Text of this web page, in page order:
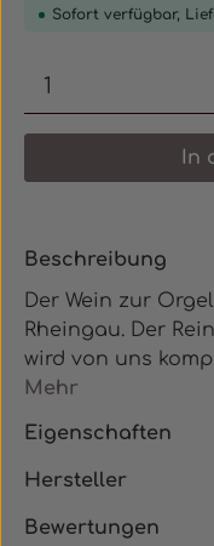
Sofort verfügbar,
Produkt
In
Beschreibung
Der Wein zur
Rheingau. Der
wird von uns
Mehr
Eigenschaften
Hersteller
Bewertungen